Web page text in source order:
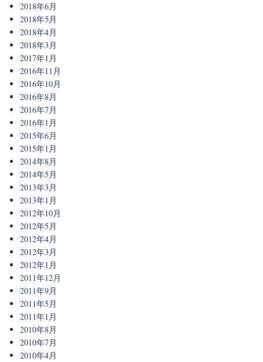
2018年6月
2018年5月
2018年4月
2018年3月
2017年1月
2016年11月
2016年10月
2016年8月
2016年7月
2016年1月
2015年6月
2015年1月
2014年8月
2014年5月
2013年3月
2013年1月
2012年10月
2012年5月
2012年4月
2012年3月
2012年1月
2011年12月
2011年9月
2011年5月
2011年1月
2010年8月
2010年7月
2010年4月